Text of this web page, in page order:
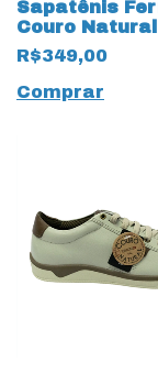
Sapatênis
Couro
R$349,00
Comprar